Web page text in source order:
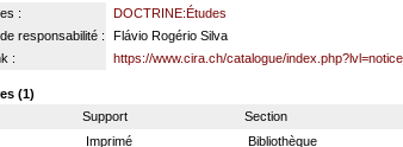
:
DOCTRINE:Études
responsabilité :
Flávio Rogério Silva
:
https://www.cira.ch/catalogue/
(1)
Support Section
Imprimé Bibliothèque